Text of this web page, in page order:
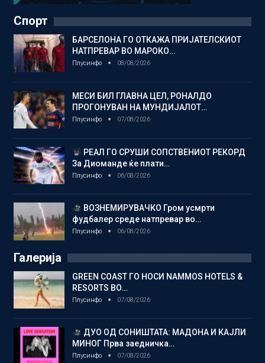
Спорт
БАРСЕЛОНА ГО ОТКАЖА ПРИЈАТЕЛСКИОТ
НАТПРЕВАР ВО МАРОКО…
Плусинфо 08/08/2026
МЕСИ БИЛ ГЛАВНА ЦЕЛ, РОНАЛДО
ПРОГОНУВАН НА МУНДИЈАЛОТ…
Плусинфо 07/08/2026
РЕАЛ ГО СРУШИ СОПСТВЕНИОТ РЕКОРД
За Диоманде ќе плати…
Плусинфо 06/08/2026
ВОЗНЕМИРУВАЧКО Гром усмрти
фудбалер среде натпревар во…
Плусинфо 06/08/2026
Галерија
GREEN COAST ГО НОСИ NAMMOS HOTELS &
RESORTS ВО…
Плусинфо 07/08/2026
ДУО ОД СОНИШТАТА: МАДОНА И КАЈЛИ
МИНОГ Прва заедничка…
Плусинфо 07/08/2026